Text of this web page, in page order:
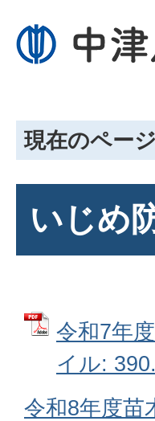
現在のページ
いじめ
令和7年
イル:
令和8年度苗